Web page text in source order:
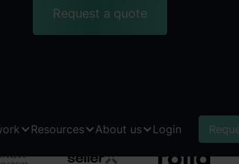
Request a quote
Resources About us Login